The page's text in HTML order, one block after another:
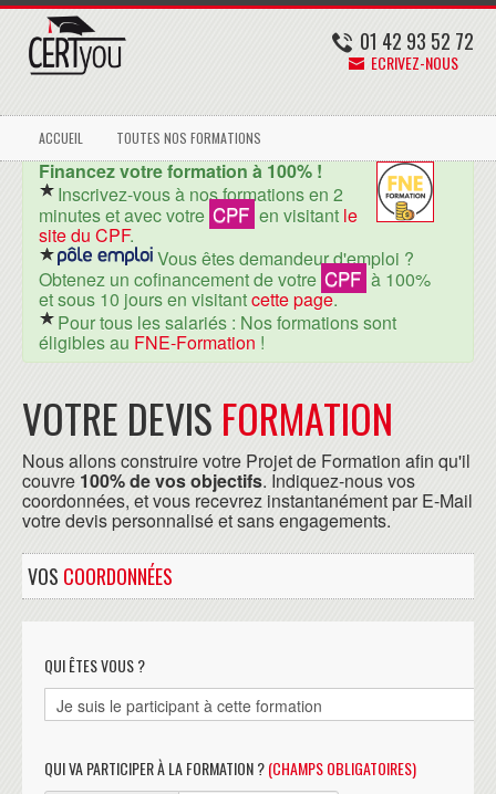
01 42 93 52 72
ECRIVEZ-NOUS
ACCUEIL TOUTES NOS FORMATIONS
Financez votre formation à 100% !
Inscrivez-vous à nos formations en 2
minutes et avec votre CPF en visitant le
site du CPF.
Vous êtes demandeur d'emploi ?
Obtenez un cofinancement de votre CPF à 100%
et sous 10 jours en visitantcette page.
Pour tous les salariés : Nos formations sont
éligibles au FNE-Formation !
VOTRE DEVIS FORMATION
Nous allons construire votre Projet de Formation afin qu'il
couvre 100% de vos objectifs. Indiquez-nous vos
coordonnées, et vous recevrez instantanément par E-Mail
votre devis personnalisé et sans engagements.
VOS COORDONNÉES
QUI ÊTES VOUS ?
QUI VA PARTICIPER À LA FORMATION ?(CHAMPS OBLIGATOIRES)